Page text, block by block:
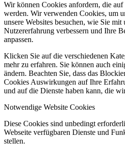
Wir können Cookies anfordern, die
werden. Wir verwenden Cookies, um
unsere Websites besuchen, wie Sie mit
Nutzererfahrung verbessern und Ihre
anpassen.
Klicken Sie auf die verschiedenen
mehr zu erfahren. Sie können auch
ändern. Beachten Sie, dass das
Cookies Auswirkungen auf Ihre
und auf die Dienste haben kann, die
Notwendige Website Cookies
Diese Cookies sind unbedingt
Webseite verfügbaren Dienste und
stellen.